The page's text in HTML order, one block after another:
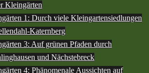
Kleingärten
1: Durch viele Kleingartensiedlungen
Katernberg
3: Auf grünen Pfaden durch
und Nächstebreck
4: Phänomenale Aussichten auf